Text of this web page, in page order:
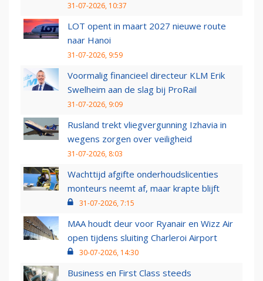
31-07-2026, 10:37
LOT opent in maart 2027 nieuwe route
naar Hanoi
31-07-2026, 9:59
Voormalig financieel directeur KLM Erik
Swelheim aan de slag bij ProRail
31-07-2026, 9:09
Rusland trekt vliegvergunning Izhavia in
wegens zorgen over veiligheid
31-07-2026, 8:03
Wachttijd afgifte onderhoudslicenties
monteurs neemt af, maar krapte blijft
31-07-2026, 7:15
MAA houdt deur voor Ryanair en Wizz Air
open tijdens sluiting Charleroi Airport
30-07-2026, 14:30
Business en First Class steeds